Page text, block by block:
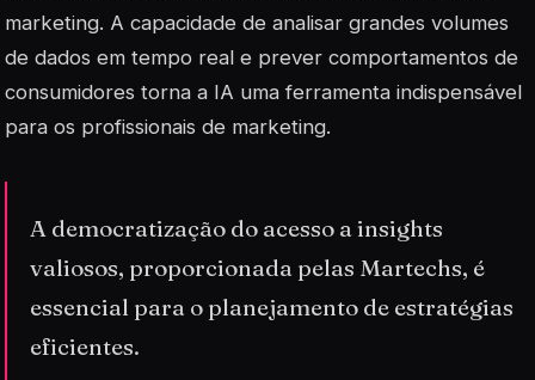
marketing. A capacidade de analisar grandes volumes
de dados em tempo real e prever comportamentos de
consumidores torna a IA uma ferramenta indispensável
para os profissionais de marketing.
A democratização do acesso a insights
valiosos, proporcionada pelas Martechs, é
essencial para o planejamento de estratégias
eficientes.